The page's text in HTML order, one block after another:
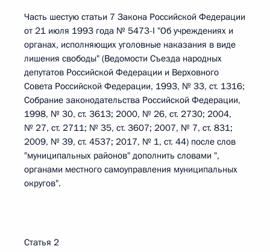
Часть шестую статьи 7 Закона Российской Федерации
от 21 июля 1993 года № 5473-I "Об учреждениях и
органах, исполняющих уголовные наказания в виде
лишения свободы" (Ведомости Съезда народных
депутатов Российской Федерации и Верховного
Совета Российской Федерации, 1993, № 33, ст. 1316;
Собрание законодательства Российской Федерации,
1998, № 30, ст. 3613; 2000, № 26, ст. 2730; 2004,
№ 27, ст. 2711; № 35, ст. 3607; 2007, № 7, ст. 831;
2009, № 39, ст. 4537; 2017, № 1, ст. 44) после слов
"муниципальных районов" дополнить словами ",
органами местного самоуправления муниципальных
округов".
Статья 2